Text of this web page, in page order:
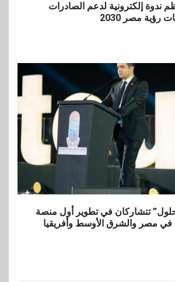
ندوة إلكترونية لدعم الصادرات
مصر 2030
تتشاركان في تطوير أول منصة
في مصر والشرق الأوسط وأفريقيا